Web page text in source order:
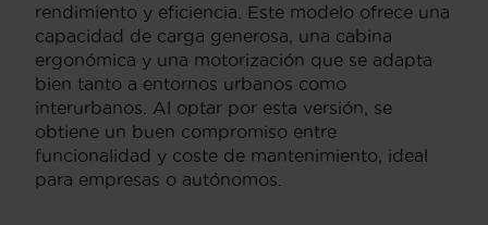
rendimiento y eficiencia. Este modelo ofrece una
capacidad de carga generosa, una cabina
ergonómica y una motorización que se adapta
bien tanto a entornos urbanos como
interurbanos. Al optar por esta versión, se
obtiene un buen compromiso entre
funcionalidad y coste de mantenimiento, ideal
para empresas o autónomos.